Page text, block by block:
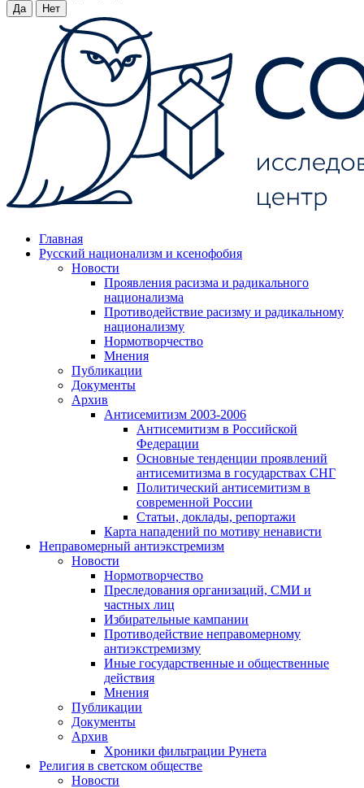
Да Нет
Главная
Русский национализм и ксенофобия
Новости
Проявления расизма и радикального
национализма
Противодействие расизму и радикальному
национализму
Нормотворчество
Мнения
Публикации
Документы
Архив
Антисемитизм 2003-2006
Антисемитизм в Российской
Федерации
Основные тенденции проявлений
антисемитизма в государствах СНГ
Политический антисемитизм в
современной России
Статьи, доклады, репортажи
Карта нападений по мотиву ненависти
Неправомерный антиэкстремизм
Новости
Нормотворчество
Преследования организаций, СМИ и
частных лиц
Избирательные кампании
Противодействие неправомерному
антиэкстремизму
Иные государственные и общественные
действия
Мнения
Публикации
Документы
Архив
Хроники фильтрации Рунета
Религия в светском обществе
Новости